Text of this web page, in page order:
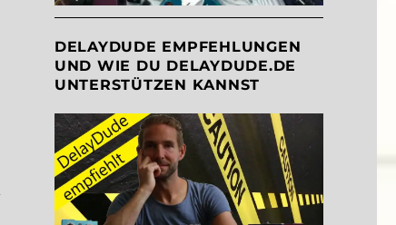
DELAYDUDE EMPFEHLUNGEN
UND WIE DU DELAYDUDE.DE
UNTERSTÜTZEN KANNST